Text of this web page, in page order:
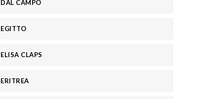
DAL CAMPO
EGITTO
ELISA CLAPS
ERITREA